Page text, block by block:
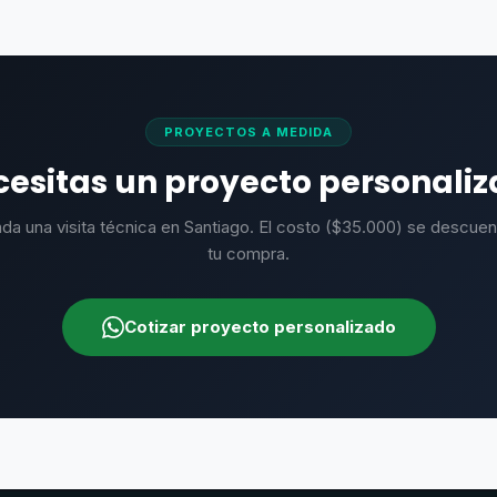
$204.150.$136.100.
$149.250.
PROYECTOS A MEDIDA
un proyecto
una visita técnica en Santiago. El costo ($35.000) se
tu compra.
Cotizar proyecto personalizado